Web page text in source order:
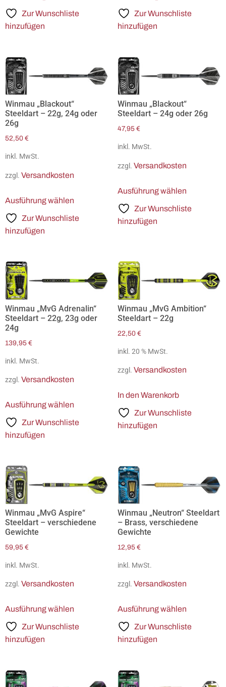
Zur Wunschliste
hinzufügen
Zur Wunschliste
hinzufügen
Winmau „Blackout“
Steeldart – 22g, 24g oder
26g
52,50 €
inkl. MwSt.
zzgl. Versandkosten
Ausführung wählen
Zur Wunschliste
hinzufügen
Winmau „Blackout“
Steeldart – 24g oder 26g
47,95 €
inkl. MwSt.
zzgl. Versandkosten
Ausführung wählen
Zur Wunschliste
hinzufügen
Winmau „MvG Adrenalin“
Steeldart – 22g, 23g oder
24g
139,95 €
inkl. MwSt.
zzgl. Versandkosten
Ausführung wählen
Zur Wunschliste
hinzufügen
Winmau „MvG Ambition“
Steeldart – 22g
22,50 €
inkl. 20 % MwSt.
zzgl. Versandkosten
In den Warenkorb
Zur Wunschliste
hinzufügen
Winmau „MvG Aspire“
Steeldart – verschiedene
Gewichte
59,95 €
inkl. MwSt.
zzgl. Versandkosten
Ausführung wählen
Zur Wunschliste
hinzufügen
Winmau „Neutron“ Steeldart
– Brass, verschiedene
Gewichte
12,95 €
inkl. MwSt.
zzgl. Versandkosten
Ausführung wählen
Zur Wunschliste
hinzufügen